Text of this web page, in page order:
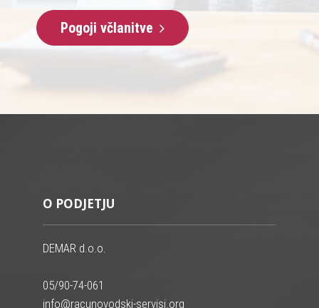
Pogoji včlanitve
O PODJETJU
DEMAR d.o.o.
05/90-74-061
info@racunovodski-servisi.org